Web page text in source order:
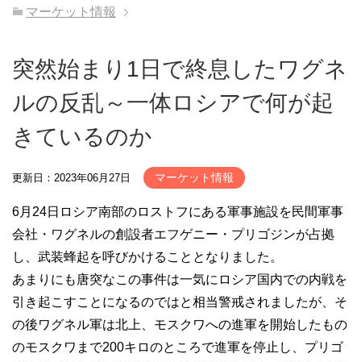
マーケット情報
突然始まり1日で終息したワグネ
ルの反乱～一体ロシアで何が起
きているのか
更新日：2023年06月27日 マーケット情報
6月24日ロシア南部のロストフにある軍事施設を民間軍事
会社・ワグネルの創設者エフゲニー・プリゴジンが占拠
し、武装蜂起を呼びかけることとなりました。
あまりにも唐突なこの事件は一気にロシア国内での内戦を
引き起こすことになるのではと相当警戒されましたが、そ
の後ワグネル軍は北上、モスクワへの進軍を開始したもの
のモスクワまで200キロのところで進軍を停止し、プリゴ